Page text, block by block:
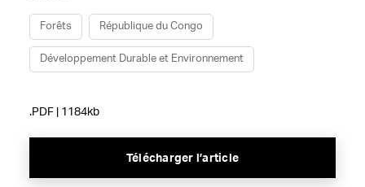
Forêts République du Congo
Développement Durable et Environnement
.PDF | 1184kb
Télécharger l’article